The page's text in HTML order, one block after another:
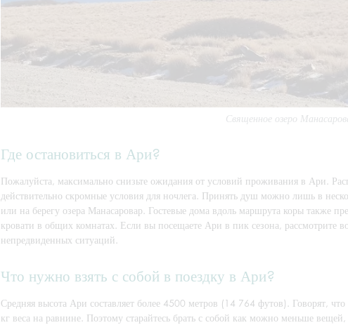
Священное озеро
Где остановиться в Ари?
Пожалуйста, максимально снизьте ожидания от условий проживания в Ари.
действительно скромные условия для ночлега. Принять душ можно лишь в
или на берегу озера Манасаровар. Гостевые дома вдоль маршрута коры также
кровати в общих комнатах. Если вы посещаете Ари в пик сезона, рассмотрите
непредвиденных ситуаций.
Что нужно взять с собой в поездку в Ари?
Средняя высота Ари составляет более 4500 метров (14 764 футов). Говорят,
кг веса на равнине. Поэтому старайтесь брать с собой как можно меньше